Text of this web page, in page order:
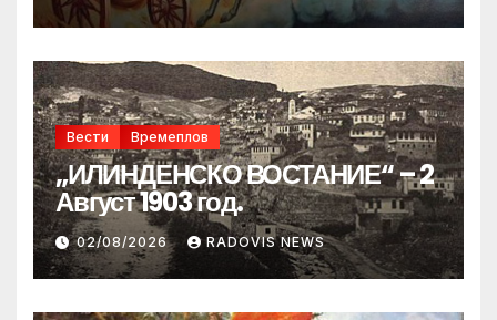
Вести Времеплов
„ИЛИНДЕНСКО ВОСТАНИЕ“ – 2
Август 1903 год.
02/08/2026 RADOVIS NEWS